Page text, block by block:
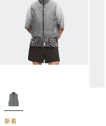
新着